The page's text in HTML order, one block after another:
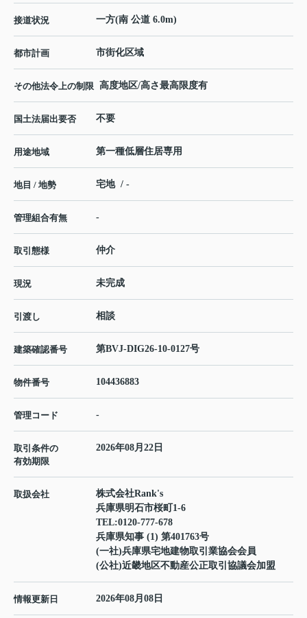
接道状況 一方(南 公道 6.0m)
都市計画 市街化区域
その他法令上の制限 高度地区/高さ最高限度有
国土法届出要否 不要
用途地域 第一種低層住居専用
地目 / 地勢 宅地 / -
管理組合有無 -
取引態様 仲介
現況 未完成
引渡し 相談
建築確認番号 第BVJ-DIG26-10-0127号
物件番号 104436883
管理コード -
取引条件の
有効期限
2026年08月22日
取扱会社
株式会社Rank's
兵庫県明石市桜町1-6
TEL:0120-777-678
兵庫県知事 (1) 第401763号
(一社)兵庫県宅地建物取引業協会会員
(公社)近畿地区不動産公正取引協議会加盟
情報更新日 2026年08月08日